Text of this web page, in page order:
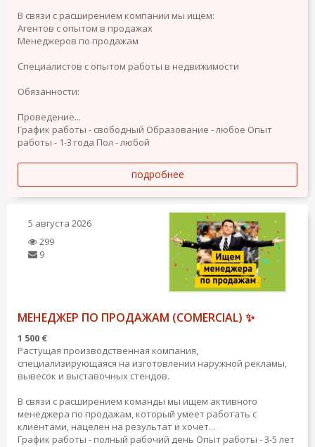
В связи с расширением компании мы ищем:
Агентов с опытом в продажах
Менеджеров по продажам
Специалистов с опытом работы в недвижимости
Обязанности:
Проведение...
График работы - свободный Образование - любое Опыт
работы - 1-3 года Пол - любой
подробнее
5 августа 2026
299
9
МЕНЕДЖЕР ПО ПРОДАЖАМ (COMERCIAL) ✨
1 500 €
Растущая производственная компания,
специализирующаяся на изготовлении наружной рекламы,
вывесок и выставочных стендов.
В связи с расширением команды мы ищем активного
менеджера по продажам, который умеет работать с
клиентами, нацелен на результат и хочет...
График работы - полный рабочий день Опыт работы - 3-5 лет